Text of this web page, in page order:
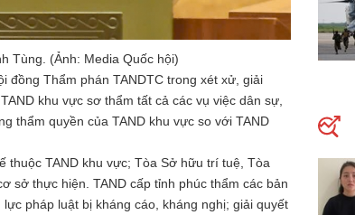
Tùng. (Ảnh: Media Quốc hội)
đồng Thẩm phán TANDTC trong xét xử, giải
khu vực sơ thẩm tất cả các vụ việc dân sự,
thẩm quyền của TAND khu vực so với TAND
thuộc TAND khu vực; Tòa Sở hữu trí tuệ, Tòa
sở thực hiện. TAND cấp tỉnh phúc thẩm các bản
pháp luật bị kháng cáo, kháng nghị; giải quyết